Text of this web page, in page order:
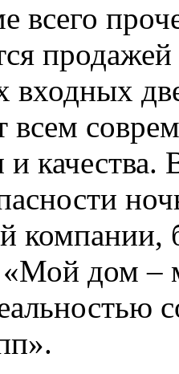
входных
всем
и
компании,
«Мой дом –